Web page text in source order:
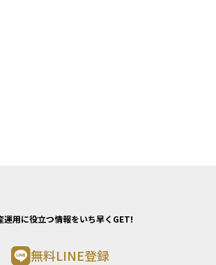
運用に役立つ情報をいち早くGET!
無料LINE登録